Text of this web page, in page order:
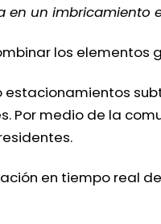
en un imbricamiento
los
estacionamientos
Por medio de la
en tiempo real